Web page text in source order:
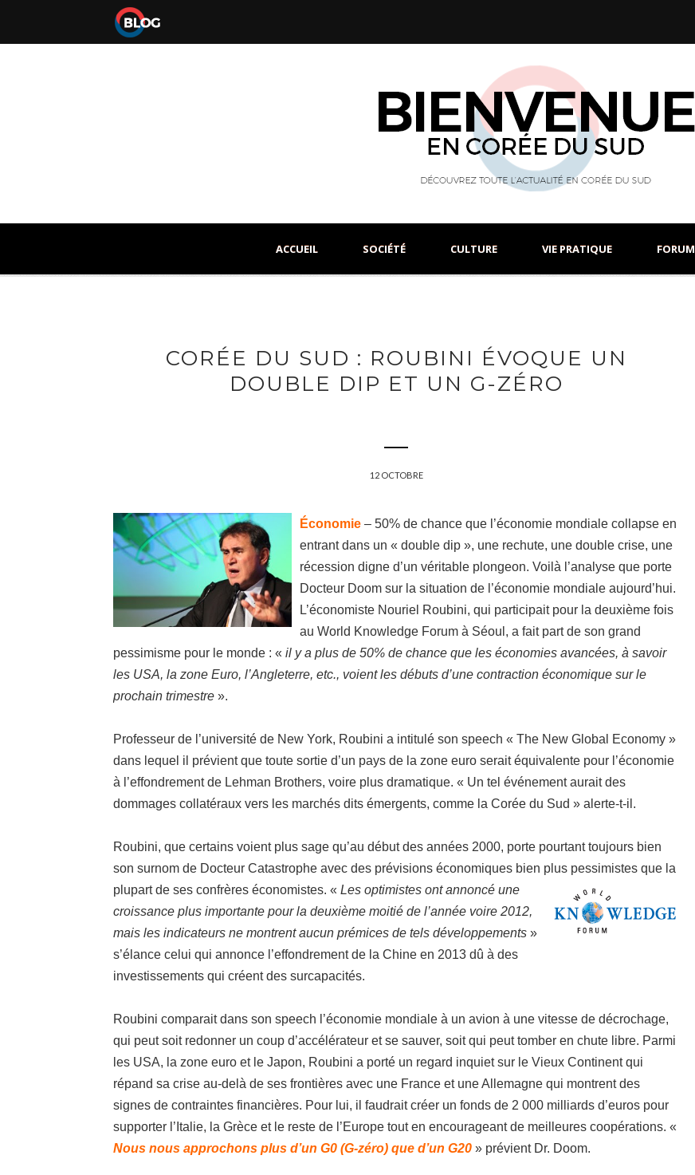
ACCUEIL SOCIÉTÉ CULTURE VIE PRATIQUE FORUM
CORÉE DU SUD : ROUBINI ÉVOQUE UN
DOUBLE DIP ET UN G-ZÉRO
12 OCTOBRE
Économie – 50% de chance que l’économie mondiale collapse en
entrant dans un « double dip », une rechute, une double crise, une
récession digne d’un véritable plongeon. Voilà l’analyse que porte
Docteur Doom sur la situation de l’économie mondiale aujourd’hui.
L’économiste Nouriel Roubini, qui participait pour la deuxième fois
au World Knowledge Forum à Séoul, a fait part de son grand
pessimisme pour le monde : « il y a plus de 50% de chance que les économies avancées, à savoir
les USA, la zone Euro, l’Angleterre, etc., voient les débuts d’une contraction économique sur le
prochain trimestre ».
Professeur de l’université de New York, Roubini a intitulé son speech « The New Global Economy »
dans lequel il prévient que toute sortie d’un pays de la zone euro serait équivalente pour l’économie
à l’effondrement de Lehman Brothers, voire plus dramatique. « Un tel événement aurait des
dommages collatéraux vers les marchés dits émergents, comme la Corée du Sud » alerte-t-il.
Roubini, que certains voient plus sage qu’au début des années 2000, porte pourtant toujours bien
son surnom de Docteur Catastrophe avec des prévisions économiques bien plus pessimistes que la
plupart de ses confrères économistes. « Les optimistes ont annoncé une
croissance plus importante pour la deuxième moitié de l’année voire 2012,
mais les indicateurs ne montrent aucun prémices de tels développements »
s’élance celui qui annonce l’effondrement de la Chine en 2013 dû à des
investissements qui créent des surcapacités.
Roubini comparait dans son speech l’économie mondiale à un avion à une vitesse de décrochage,
qui peut soit redonner un coup d’accélérateur et se sauver, soit qui peut tomber en chute libre. Parmi
les USA, la zone euro et le Japon, Roubini a porté un regard inquiet sur le Vieux Continent qui
répand sa crise au-delà de ses frontières avec une France et une Allemagne qui montrent des
signes de contraintes financières. Pour lui, il faudrait créer un fonds de 2 000 milliards d’euros pour
supporter l’Italie, la Grèce et le reste de l’Europe tout en encourageant de meilleures coopérations. «
Nous nous approchons plus d’un G0 (G-zéro) que d’un G20 » prévient Dr. Doom.